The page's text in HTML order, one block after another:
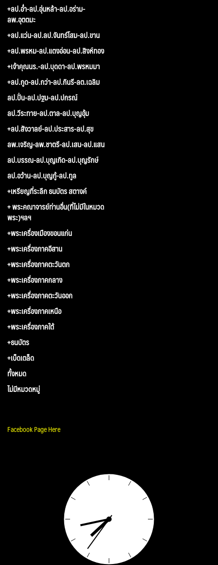
+ลป.อ่ำ-ลป.อุ่นหล้า-ลป.อร่าม-
ลพ.อุตตมะ
+ลป.แว่น-ลป.ลป.จันทร์โสม-ลป.ขาน
+ลป.พรหม-ลป.แตงอ่อน-ลป.สิงห์ทอง
+เจ้าคุณนร.-ลป.บุดดา-ลป.พรหมมา
+ลป.กูด-ลป.กว่า-ลป.กินรี-ลต.เฉลิม
ลป.ปั่น-ลป.ปฐม-ลป.ปกรณ์
ลป.วีระทาย-ลป.ตาล-ลป.บุญอุ้ม
+ลป.สังวาลย์-ลป.ประสาร-ลป.สุข
ลพ.เจริญ-ลพ.ชาตรี-ลป.เสน-ลป.แสน
ลป.บรรณ-ลป.บุญเกิด-ลป.บุญรักษ์
ลป.อว้าน-ลป.บุญกู้-ลป.ทูล
+เหรียญที่ระลึก ธนบัตร สตางค์
+ พระคณาจารย์ท่านอื่น(ที่ไม่มีในหมวด
พระ)ฯลฯ
+พระเครื่องเมืองขอนแก่น
+พระเครื่องภาคอีสาน
+พระเครื่องภาคตะวันตก
+พระเครื่องภาคกลาง
+พระเครื่องภาคตะวันออก
+พระเครื่องภาคเหนือ
+พระเครื่องภาคใต้
+ธนบัตร
+เบ็ดเตล็ด
ทั้งหมด
ไม่มีหมวดหมู่
Facebook Page Here